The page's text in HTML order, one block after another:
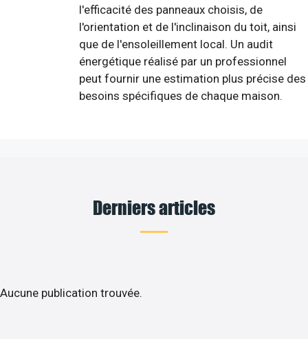
l'efficacité des panneaux choisis, de
l'orientation et de l'inclinaison du toit, ainsi
que de l'ensoleillement local. Un audit
énergétique réalisé par un professionnel
peut fournir une estimation plus précise des
besoins spécifiques de chaque maison.
Derniers articles
Aucune publication trouvée.